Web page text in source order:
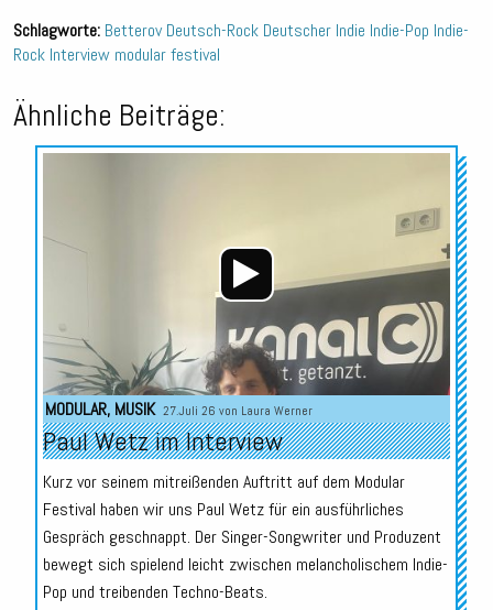
Schlagworte: Betterov Deutsch-Rock Deutscher Indie Indie-Pop Indie-
Rock Interview modular festival
Ähnliche Beiträge:
Audio-
Player
MODULAR, MUSIK 27.Juli 26 von Laura Werner
Paul Wetz im Interview
Kurz vor seinem mitreißenden Auftritt auf dem Modular
Festival haben wir uns Paul Wetz für ein ausführliches
Gespräch geschnappt. Der Singer-Songwriter und Produzent
bewegt sich spielend leicht zwischen melancholischem Indie-
Pop und treibenden Techno-Beats.